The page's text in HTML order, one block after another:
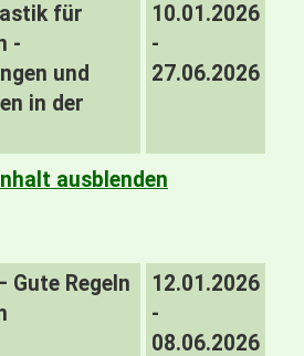
für
-
und
in der
10.01.2026
-
27.06.2026
Inhalt ausblenden
Gute Regeln
12.01.2026
-
08.06.2026